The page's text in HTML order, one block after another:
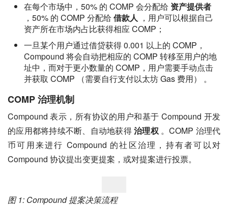
在每个市场中，50% 的 COMP 会分配给 资产提供者
，50% 的 COMP 分配给借款人 ，用户可以根据自己
资产所在市场内占比获得相应 COMP；
一旦某个用户通过借贷获得 0.001 以上的 COMP，
Compound 将会自动把相应的 COMP 转移至用户的地
址中，而对于更小数量的 COMP，用户需要手动点击
并获取 COMP （需要自行支付以太坊 Gas 费用） 。
COMP 治理机制
Compound 表示，所有协议的用户和基于 Compound 开发
的应用都将持续不断、自动地获得 治理权 。COMP 治理代
币可用来进行 Compound 的社区治理，持有者可以对
Compound 协议提出变更提案，或对提案进行投票。
图 1: Compound 提案决策流程